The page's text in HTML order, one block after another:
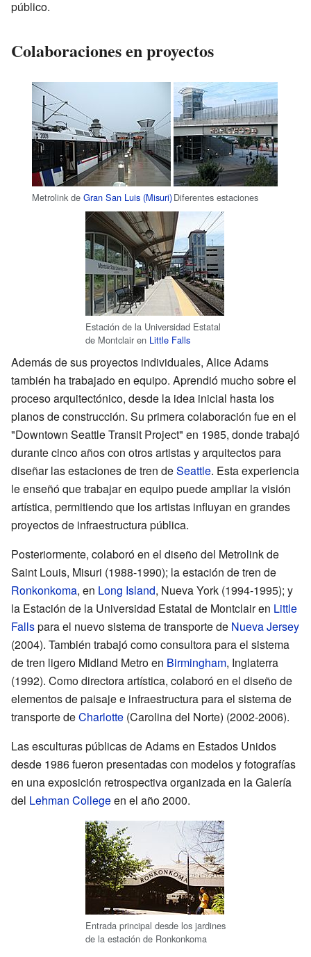
público.
Colaboraciones en proyectos
Metrolink de Gran San Luis (Misuri)Diferentes estaciones
Estación de la Universidad Estatal
de Montclair en Little Falls
Además de sus proyectos individuales, Alice Adams
también ha trabajado en equipo. Aprendió mucho sobre el
proceso arquitectónico, desde la idea inicial hasta los
planos de construcción. Su primera colaboración fue en el
"Downtown Seattle Transit Project" en 1985, donde trabajó
durante cinco años con otros artistas y arquitectos para
diseñar las estaciones de tren deSeattle. Esta experiencia
le enseñó que trabajar en equipo puede ampliar la visión
artística, permitiendo que los artistas influyan en grandes
proyectos de infraestructura pública.
Posteriormente, colaboró en el diseño del Metrolink de
Saint Louis, Misuri (1988-1990); la estación de tren de
Ronkonkoma, en Long Island, Nueva York (1994-1995); y
la Estación de la Universidad Estatal de Montclair en Little
Fallspara el nuevo sistema de transporte de Nueva Jersey
(2004). También trabajó como consultora para el sistema
de tren ligero Midland Metro en Birmingham, Inglaterra
(1992). Como directora artística, colaboró en el diseño de
elementos de paisaje e infraestructura para el sistema de
transporte deCharlotte (Carolina del Norte) (2002-2006).
Las esculturas públicas de Adams en Estados Unidos
desde 1986 fueron presentadas con modelos y fotografías
en una exposición retrospectiva organizada en la Galería
del Lehman Collegeen el año 2000.
Entrada principal desde los jardines
de la estación de Ronkonkoma